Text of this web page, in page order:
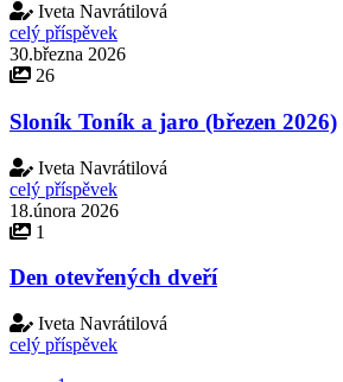
Iveta Navrátilová
celý příspěvek
30.března 2026
26
Sloník Toník a jaro (březen 2026)
Iveta Navrátilová
celý příspěvek
18.února 2026
1
Den otevřených dveří
Iveta Navrátilová
celý příspěvek